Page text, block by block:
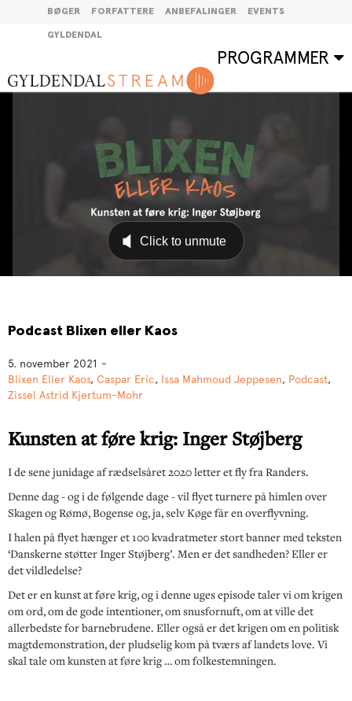
BØGER FORFATTERE ANBEFALINGER EVENTS
GYLDENDAL
PROGRAMMER
Podcast Blixen eller Kaos
5. november 2021 -
Blixen Eller Kaos, Caspar Eric, Issa Mahmoud Jeppesen, Podcast,
Zissel Astrid Kjertum-Mohr
Kunsten at føre krig: Inger Støjberg
I de sene junidage af rædselsåret 2020 letter et fly fra Randers.
Denne dag - og i de følgende dage - vil flyet turnere på himlen over
Skagen og Rømø, Bogense og, ja, selv Køge får en overflyvning.
I halen på flyet hænger et 100 kvadratmeter stort banner med teksten
‘Danskerne støtter Inger Støjberg’. Men er det sandheden? Eller er
det vildledelse?
Det er en kunst at føre krig, og i denne uges episode taler vi om krigen
om ord, om de gode intentioner, om snusfornuft, om at ville det
allerbedste for barnebrudene. Eller også er det krigen om en politisk
magtdemonstration, der pludselig kom på tværs af landets love. Vi
skal tale om kunsten at føre krig … om folkestemningen.